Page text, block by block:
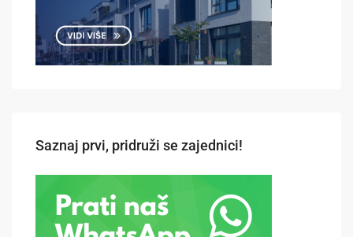
Saznaj prvi, pridruži se zajednici!